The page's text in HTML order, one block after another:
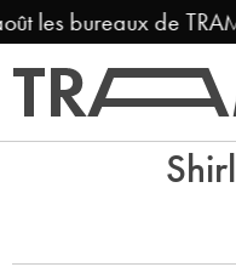
les bureaux de